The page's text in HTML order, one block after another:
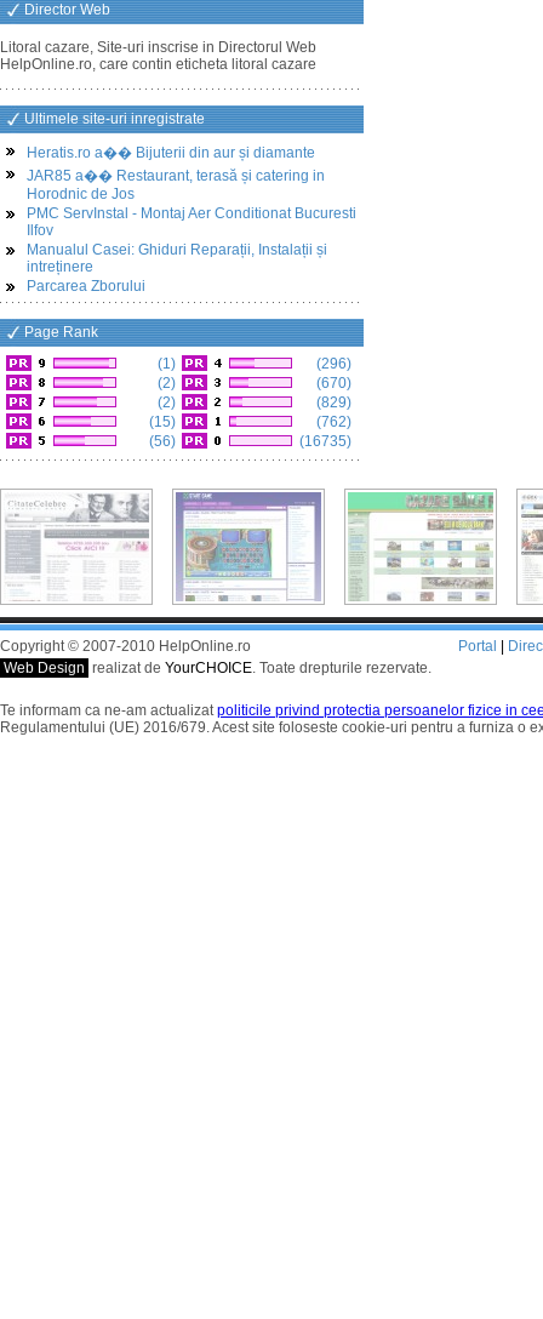
Director Web
Litoral cazare, Site-uri inscrise in Directorul Web
HelpOnline.ro, care contin eticheta litoral cazare
Ultimele site-uri inregistrate
Heratis.ro a�� Bijuterii din aur și diamante
JAR85 a�� Restaurant, terasă și catering in
Horodnic de Jos
PMC ServInstal - Montaj Aer Conditionat Bucuresti
Ilfov
Manualul Casei: Ghiduri Reparații, Instalații și
intreținere
Parcarea Zborului
Page Rank
(1)
(2)
(2)
(15)
(56)
(296)
(670)
(829)
(762)
(16735)
Copyright © 2007-2010 HelpOnline.ro
Web Design realizat de YourCHOICE. Toate drepturile rezervate.
Portal
Te informam ca ne-am actualizatpoliticile privind protectia persoanelor fizice in
Regulamentului (UE) 2016/679. Acest site foloseste cookie-uri pentru a furniza o